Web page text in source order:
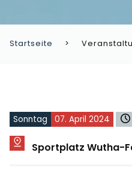
Startseite
Sonntag 07. April 2024
Sportplatz Wutha-